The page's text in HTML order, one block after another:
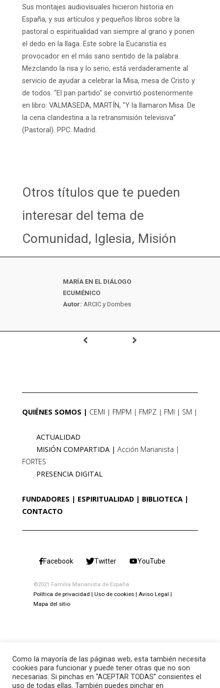
Sus montajes audiovisuales hicieron historia en
España, y sus artículos y pequeños libros sobre la
pastoral o espiritualidad van siempre al grano y ponen
el dedo en la llaga. Este sobre la Eucaristía es
provocador en el más sano sentido de la palabra.
Mezclando la risa y lo serio, está verdaderamente al
servicio de ayudar a celebrar la Misa, mesa de Cristo y
de todos. "El pan partido" se convirtió posteriormente
en libro: VALMASEDA, MARTÍN, "Y la llamaron Misa. De
la cena clandestina a la retransmisión televisiva”
(Pastoral). PPC. Madrid.
Otros títulos que te pueden
interesar del tema de
Comunidad, Iglesia, Misión
MARÍA EN EL DIÁLOGO
ECUMÉNICO
Autor: ARCIC y Dombes
QUIÉNES SOMOS CEMI FMPM FMPZ FMI SM
ACTUALIDAD
MISIÓN COMPARTIDA
Acción Marianista
FORTES
PRESENCIA DIGITAL
FUNDADORES ESPIRITUALIDAD
BIBLIOTECA
CONTACTO
Facebook Twitter YouTube
©2021 Familia Marianista de España
Política de privacidad
Uso de cookies
Aviso Legal
Mapa del sitio
Como la mayoría de las páginas web, esta también necesita
cookies para funcionar y puede tener otras que no son
necesarias. Si pinchas en “ACEPTAR TODAS” consientes el
uso de todas ellas. También puedes pinchar en